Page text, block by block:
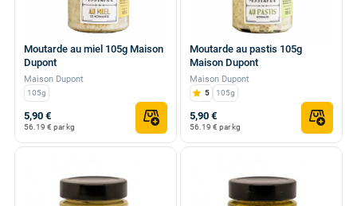
Moutarde au miel 105g Maison
Dupont
Maison Dupont
105g
5,90 €
56.19 € par kg
Moutarde au pastis 105g
Maison Dupont
Maison Dupont
5 105g
5,90 €
56.19 € par kg